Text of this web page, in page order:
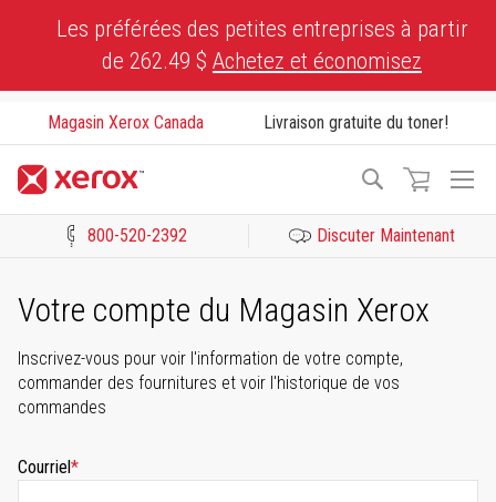
Les préférées des petites entreprises à partir
de 262.49 $ Achetez et économisez
Magasin Xerox Canada Livraison gratuite du toner!
Recherche
800-520-2392 Discuter Maintenant
Votre compte du Magasin Xerox
Inscrivez-vous pour voir l'information de votre compte,
commander des fournitures et voir l'historique de vos
commandes
Courriel